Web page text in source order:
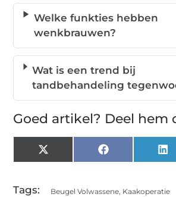
Welke funkties hebben
wenkbrauwen?
Wat is een trend bij
tandbehandeling
Goed artikel? Deel hem
X
(Twitter)
Facebook
Tags: Beugel Volwassene, Kaakoperatie